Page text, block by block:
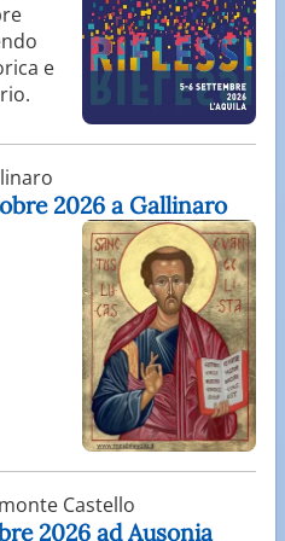
e
2026 a Gallinaro
Castello
2026 ad Ausonia